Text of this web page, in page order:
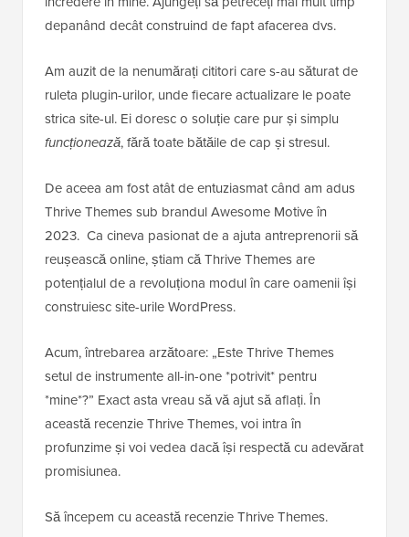
depanând decât construind de fapt afacerea dvs.
Am auzit de la nenumărați cititori care s-au săturat de
ruleta plugin-urilor, unde fiecare actualizare le poate
strica site-ul. Ei doresc o soluție care pur și simplu
funcționează, fără toate bătăile de cap și stresul.
De aceea am fost atât de entuziasmat când am adus
Thrive Themes sub brandul Awesome Motive în
2023. Ca cineva pasionat de a ajuta antreprenorii să
reușească online, știam că Thrive Themes are
potențialul de a revoluționa modul în care oamenii își
construiesc site-urile WordPress.
Acum, întrebarea arzătoare: „Este Thrive Themes
setul de instrumente all-in-one *potrivit* pentru
*mine*?” Exact asta vreau să vă ajut să aflați. În
această recenzie Thrive Themes, voi intra în
profunzime și voi vedea dacă își respectă cu adevărat
promisiunea.
Să începem cu această recenzie Thrive Themes.